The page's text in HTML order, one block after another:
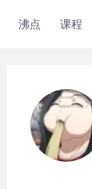
沸点 课程